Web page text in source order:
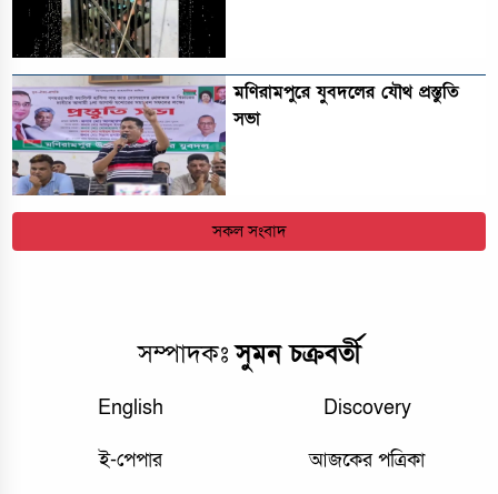
মণিরামপুরে যুবদলের যৌথ প্রস্তুতি
সভা
সকল সংবাদ
সম্পাদকঃসুমন চক্রবর্তী
English Discovery
ই-পেপার আজকের পত্রিকা